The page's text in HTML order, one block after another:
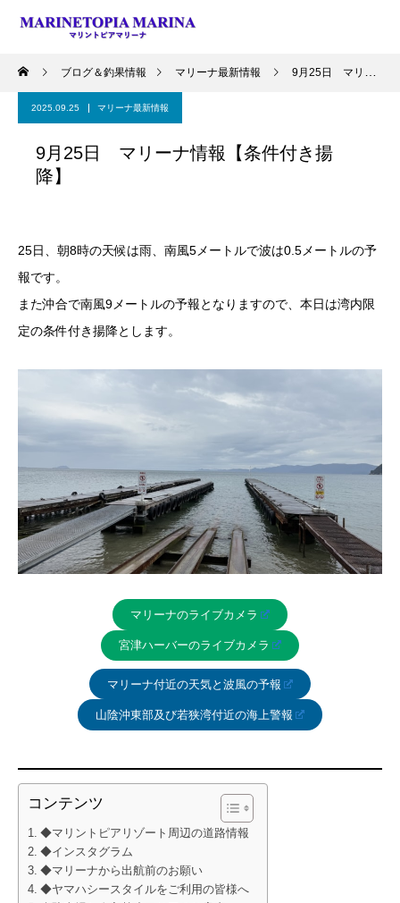
ブログ＆釣果情報 マリーナ最新情報 9月25日 マリーナ情報【条件付き揚降】
2025.09.25 マリーナ最新情報
9月25日 マリーナ情報【条件付き揚
降】
25日、朝8時の天候は雨、南風5メートルで波は0.5メートルの予
報です。
また沖合で南風9メートルの予報となりますので、本日は湾内限
定の条件付き揚降とします。
マリーナのライブカメラ
宮津ハーバーのライブカメラ
マリーナ付近の天気と波風の予報
山陰沖東部及び若狭湾付近の海上警報
コンテンツ
◆マリントピアリゾート周辺の道路情報
◆インスタグラム
◆マリーナから出航前のお願い
◆ヤマハシースタイルをご利用の皆様へ